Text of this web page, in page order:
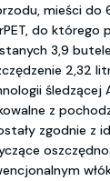
mieści do
do którego
3,9
2,32
śledzącej
z
zgodnie z